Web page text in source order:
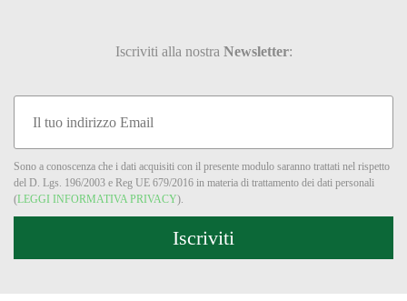
Iscriviti alla nostra Newsletter:
Sono a conoscenza che i dati acquisiti con il presente modulo saranno trattati nel rispetto
del D. Lgs. 196/2003 e Reg UE 679/2016 in materia di trattamento dei dati personali
(LEGGI INFORMATIVA PRIVACY).